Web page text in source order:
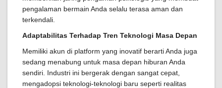
pengalaman bermain Anda selalu terasa aman dan
terkendali.
Adaptabilitas Terhadap Tren Teknologi Masa Depan
Memiliki akun di platform yang inovatif berarti Anda juga
sedang menabung untuk masa depan hiburan Anda
sendiri. Industri ini bergerak dengan sangat cepat,
mengadopsi teknologi-teknologi baru seperti realitas